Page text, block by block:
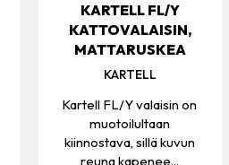
KARTELL FL/Y
KATTOVALAISIN,
MATTARUSKEA
KARTELL
Kartell FL/Y valaisin on
muotoilultaan
kiinnostava, sillä kuvun
reuna kapenee...